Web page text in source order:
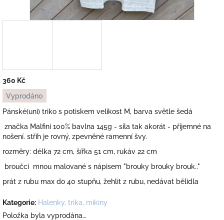
360 Kč
Měrná
cena:
Vyprodáno
Pánské(uni) triko s potiskem velikost M, barva světle šedá
značka Malfini 100% bavlna 145g - síla tak akorát - příjemné na
nošení. střih je rovný, zpevněné ramenní švy.
rozměry: délka 72 cm, šířka 51 cm, rukáv 22 cm
broučci mnou malované s nápisem "brouky brouky brouk.."
prát z rubu max do 40 stupňu, žehlit z rubu, nedávat bělidla
Kategorie: Halenky, trika, mikiny
Položka byla vyprodána…